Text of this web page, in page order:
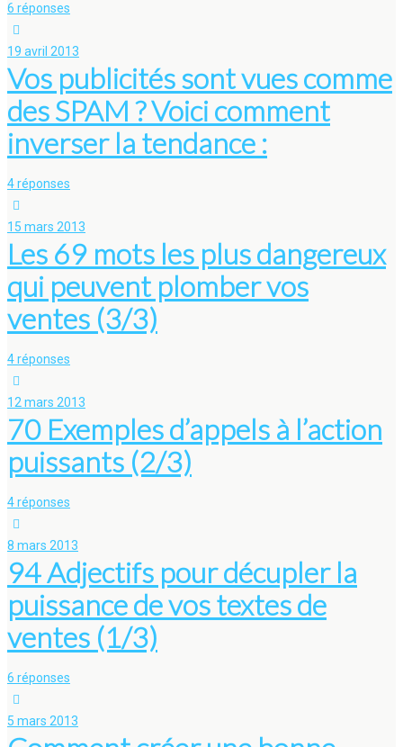
6 réponses
19 avril 2013
Vos publicités sont vues comme
des SPAM ? Voici comment
inverser la tendance :
4 réponses
15 mars 2013
Les 69 mots les plus dangereux
qui peuvent plomber vos
ventes (3/3)
4 réponses
12 mars 2013
70 Exemples d’appels à l’action
puissants (2/3)
4 réponses
8 mars 2013
94 Adjectifs pour décupler la
puissance de vos textes de
ventes (1/3)
6 réponses
5 mars 2013